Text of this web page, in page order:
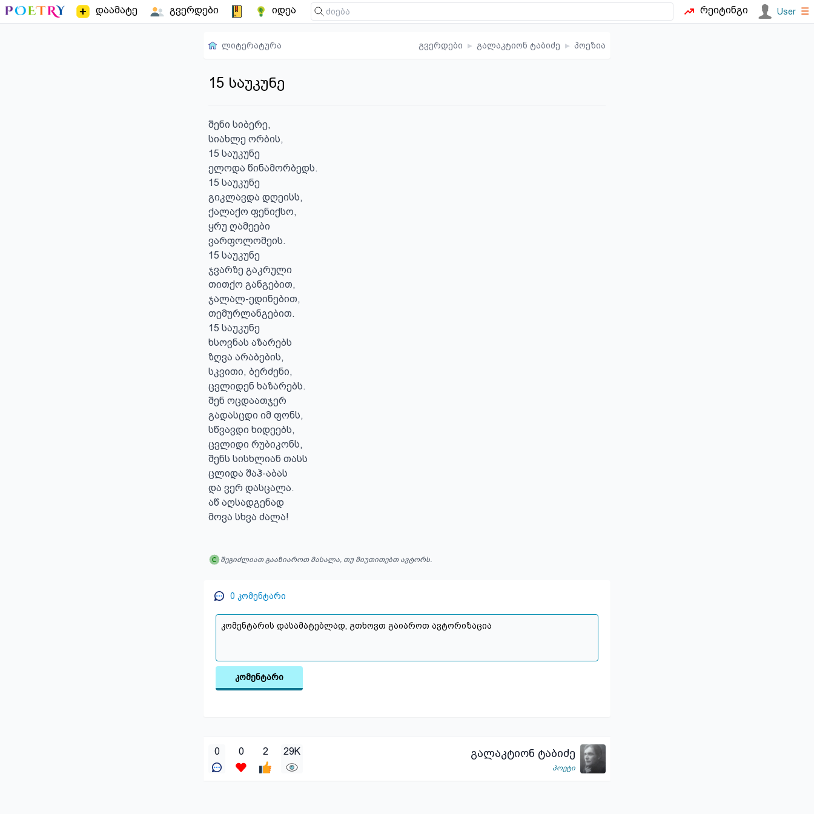
დაამატე გვერდები იდეა რეიტინგი User ☰
ლიტერატურა გვერდები ▸ გალაკტიონ ტაბიძე ▸ პოეზია
15 საუკუნე
შენი სიბერე,
სიახლე ორბის,
15 საუკუნე
ელოდა წინამორბედს.
15 საუკუნე
გიკლავდა დღეისს,
ქალაქო ფენიქსო,
ყრუ ღამეები
ვარფოლომეის.
15 საუკუნე
ჯვარზე გაკრული
თითქო განგებით,
ჯალალ-ედინებით,
თემურლანგებით.
15 საუკუნე
ხსოვნას აზარებს
ზღვა არაბების,
სკვითი, ბერძენი,
ცვლიდენ ხაზარებს.
შენ ოცდაათჯერ
გადასცდი იმ ფონს,
სწვავდი ხიდეებს,
ცვლიდი რუბიკონს,
შენს სისხლიან თასს
ცლიდა შაჰ-აბას
და ვერ დასცალა.
აწ აღსადგენად
მოვა სხვა ძალა!
შეგიძლიათ გააზიაროთ მასალა, თუ მიუთითებთ ავტორს.
0 კომენტარი
კომენტარი
0 0 2 29K გალაკტიონ ტაბიძე
პოეტი